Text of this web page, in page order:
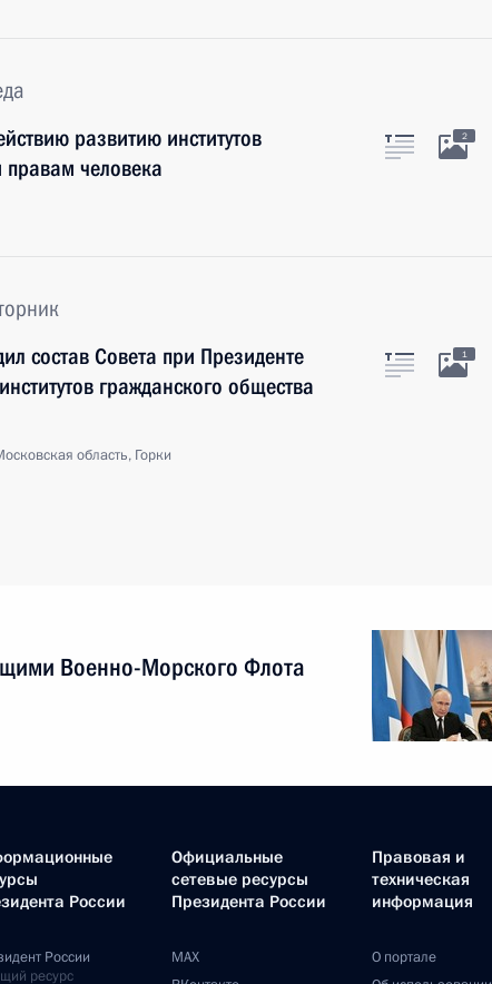
развитию институтов
правам человека
2
состав Совета при Президенте
гражданского общества
область, Горки
1
Военно-Морского Флота
России
России
ресурс
Официальные
сетевые ресурсы
Президента России
MAX
Правовая и
техническая
информация
О портале